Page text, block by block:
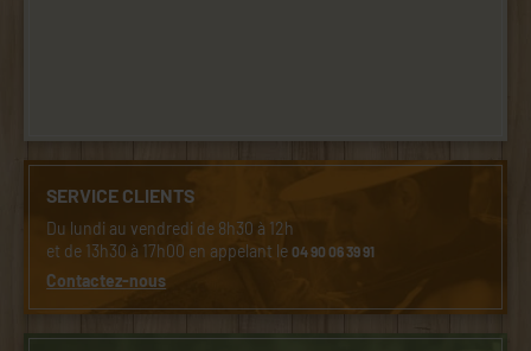
SERVICE CLIENTS
Du lundi au vendredi de 8h30 à 12h
et de 13h30 à 17h00 en appelant le04 90 06 39 91
Contactez-nous